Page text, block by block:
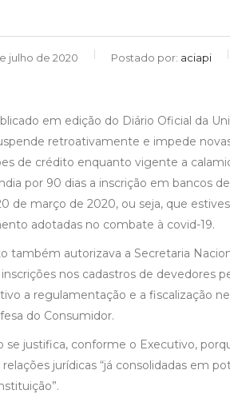
julho de 2020 Postado por: aciapi
em edição do Diário Oficial da
retroativamente e impede
de crédito enquanto vigente a
por 90 dias a inscrição em bancos
de março de 2020, ou seja, que
adotadas no combate à covid-19.
também autorizava a Secretaria
inscrições nos cadastros de devedores
a regulamentação e a fiscalização
do Consumidor.
se justifica, conforme o Executivo,
relações jurídicas “já consolidadas em